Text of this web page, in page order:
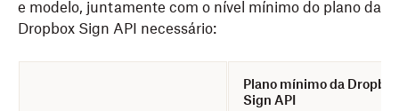
e modelo, juntamente com o nível mínimo do plano da
Dropbox Sign API necessário:
Plano mínimo da Dropbox
Sign API